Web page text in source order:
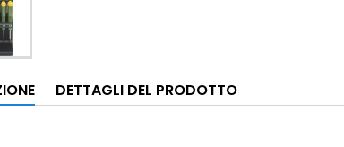
DETTAGLI DEL PRODOTTO